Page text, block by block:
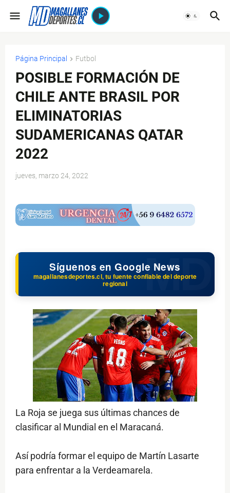
Página Principal Futbol
POSIBLE FORMACIÓN DE
CHILE ANTE BRASIL POR
ELIMINATORIAS
SUDAMERICANAS QATAR
2022
jueves, marzo 24, 2022
Síguenos en Google News
magallanesdeportes.cl, tu fuente confiable del deporte
regional
La Roja se juega sus últimas chances de
clasificar al Mundial en el Maracaná.
Así podría formar el equipo de Martín Lasarte
para enfrentar a la Verdeamarela.